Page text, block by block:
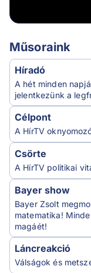
Műsoraink
Híradó
A hét minden
jelentkezünk a
Célpont
A HírTV
Csörte
A HírTV politikai
Bayer show
Bayer Zsolt
matematika!
magáét!
Láncreakció
Válságok és